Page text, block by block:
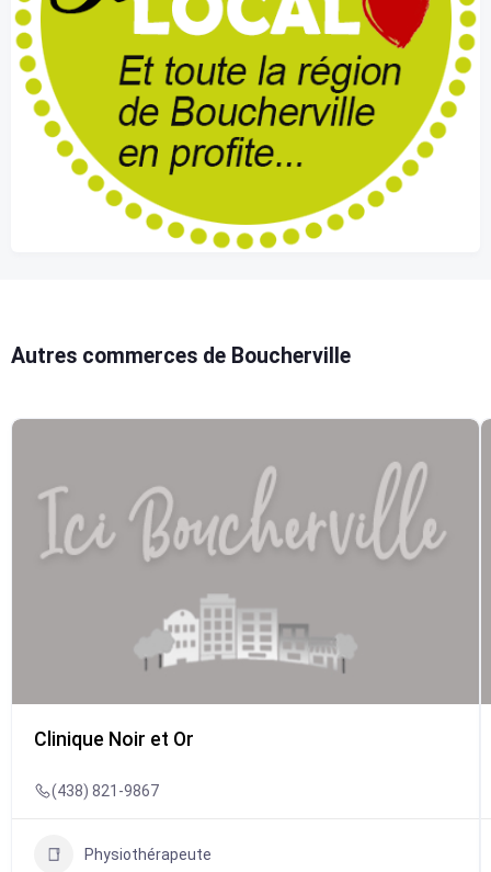
Autres commerces de Boucherville
Clinique Noir et Or
(438) 821-9867
Physiothérapeute